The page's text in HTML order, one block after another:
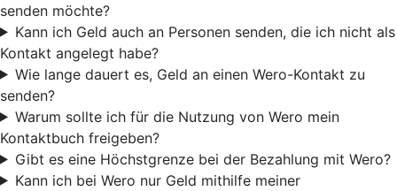
senden möchte?
Kann ich Geld auch an Personen senden, die ich nicht als
Kontakt angelegt habe?
Wie lange dauert es, Geld an einen Wero-Kontakt zu
senden?
Warum sollte ich für die Nutzung von Wero mein
Kontaktbuch freigeben?
Gibt es eine Höchstgrenze bei der Bezahlung mit Wero?
Kann ich bei Wero nur Geld mithilfe meiner